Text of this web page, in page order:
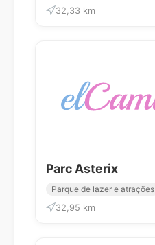
32,33 km
Parc Asterix
Parque de lazer e atrações
32,95 km